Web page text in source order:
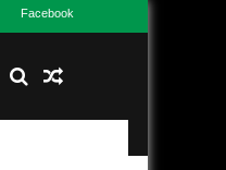
Facebook